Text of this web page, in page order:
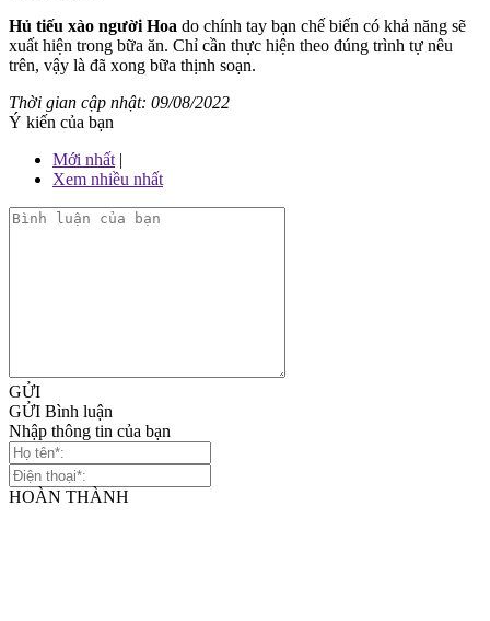
Hủ tiếu xào người Hoa do chính tay bạn chế biến có khả năng sẽ
xuất hiện trong bữa ăn. Chỉ cần thực hiện theo đúng trình tự nêu
trên, vậy là đã xong bữa thịnh soạn.
Thời gian cập nhật: 09/08/2022
Ý kiến của bạn
Mới nhất |
Xem nhiều nhất
GỬI
GỬI Bình luận
Nhập thông tin của bạn
HOÀN THÀNH